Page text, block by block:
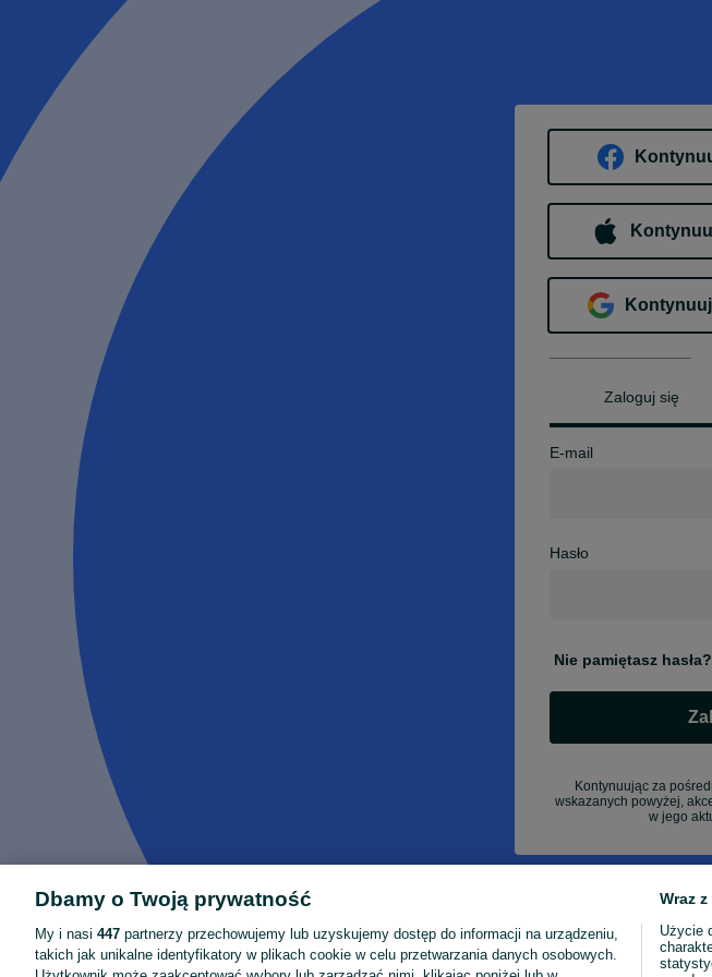
Zaloguj się
E-mail
Hasło
Nie pamiętasz hasła?
Kontynuując za
wskazanych powyżej,
w jego
Dbamy o Twoją prywatność
My i nasi 447 partnerzy przechowujemy lub uzyskujemy dostęp do informacji na urządzeniu,
takich jak unikalne identyfikatory w plikach cookie w celu przetwarzania danych osobowych.
Wraz
Użycie